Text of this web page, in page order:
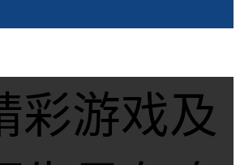
彩游戏及